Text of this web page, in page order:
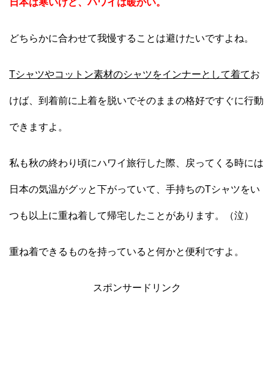
日本は寒いけど、ハワイは暖かい。
どちらかに合わせて我慢することは避けたいですよね。
Tシャツやコットン素材のシャツをインナーとして着てお
けば、到着前に上着を脱いでそのままの格好ですぐに行動
できますよ。
私も秋の終わり頃にハワイ旅行した際、戻ってくる時には
日本の気温がグッと下がっていて、手持ちのTシャツをい
つも以上に重ね着して帰宅したことがあります。（泣）
重ね着できるものを持っていると何かと便利ですよ。
スポンサードリンク